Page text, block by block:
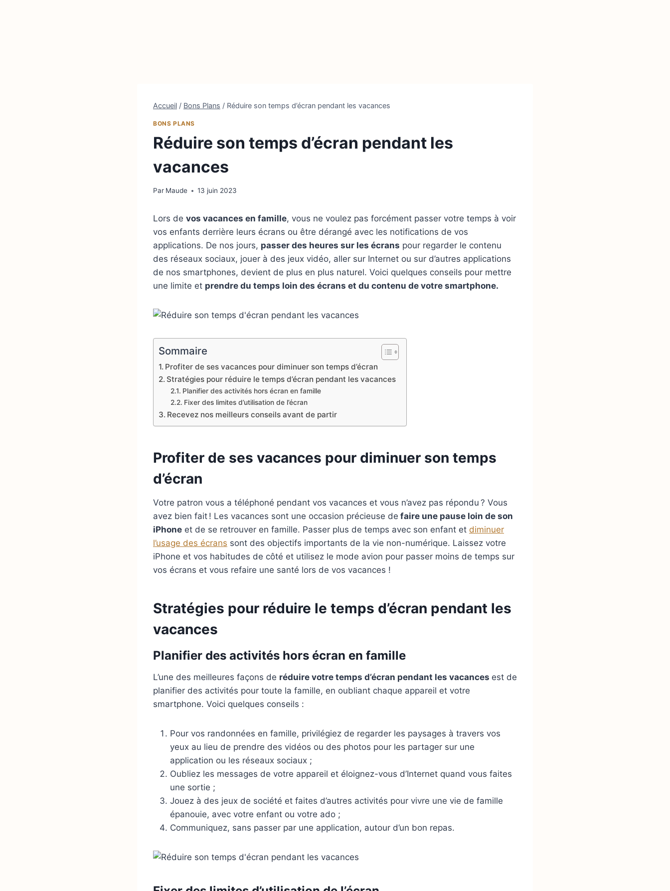
Accueil / Bons Plans / Réduire son temps d’écran pendant les vacances
BONS PLANS
Réduire son temps d’écran pendant les
vacances
Par Maude 13 juin 2023
Lors de vos vacances en famille, vous ne voulez pas forcément passer votre temps à voir
vos enfants derrière leurs écrans ou être dérangé avec les notifications de vos
applications. De nos jours, passer des heures sur les écrans pour regarder le contenu
des réseaux sociaux, jouer à des jeux vidéo, aller sur Internet ou sur d’autres applications
de nos smartphones, devient de plus en plus naturel. Voici quelques conseils pour mettre
une limite et prendre du temps loin des écrans et du contenu de votre smartphone.
Sommaire
Profiter de ses vacances pour diminuer son temps d’écran
Stratégies pour réduire le temps d’écran pendant les vacances
Planifier des activités hors écran en famille
Fixer des limites d’utilisation de l’écran
Recevez nos meilleurs conseils avant de partir
Profiter de ses vacances pour diminuer son temps
d’écran
Votre patron vous a téléphoné pendant vos vacances et vous n’avez pas répondu ? Vous
avez bien fait ! Les vacances sont une occasion précieuse de faire une pause loin de son
iPhone et de se retrouver en famille. Passer plus de temps avec son enfant et diminuer
l’usage des écrans sont des objectifs importants de la vie non-numérique. Laissez votre
iPhone et vos habitudes de côté et utilisez le mode avion pour passer moins de temps sur
vos écrans et vous refaire une santé lors de vos vacances !
Stratégies pour réduire le temps d’écran pendant les
vacances
Planifier des activités hors écran en famille
L’une des meilleures façons de réduire votre temps d’écran pendant les vacances est de
planifier des activités pour toute la famille, en oubliant chaque appareil et votre
smartphone. Voici quelques conseils :
Pour vos randonnées en famille, privilégiez de regarder les paysages à travers vos
yeux au lieu de prendre des vidéos ou des photos pour les partager sur une
application ou les réseaux sociaux ;
Oubliez les messages de votre appareil et éloignez-vous d’Internet quand vous faites
une sortie ;
Jouez à des jeux de société et faites d’autres activités pour vivre une vie de famille
épanouie, avec votre enfant ou votre ado ;
Communiquez, sans passer par une application, autour d’un bon repas.